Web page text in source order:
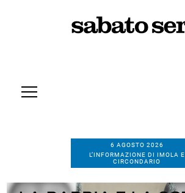
6 AGOSTO 2026
L’INFORMAZIONE DI IMOLA E
CIRCONDARIO